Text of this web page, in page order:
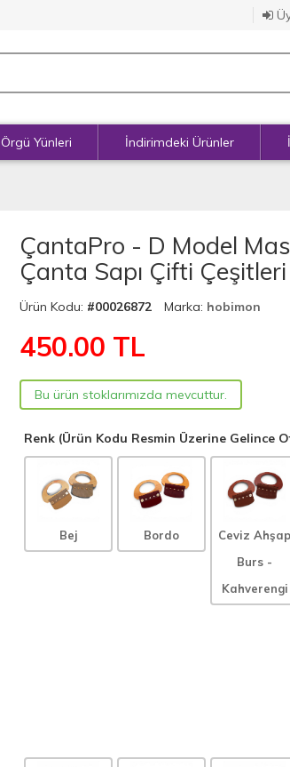
Örgü Yünleri İndirimdeki Ürünler
ÇantaPro - D Model
Çanta Sapı Çifti Çeşitleri
Ürün Kodu: #00026872 Marka: hobimon
450.00 TL
Bu ürün stoklarımızda mevcuttur.
Renk (Ürün Kodu Resmin Üzerine Gelince
Bej Bordo
Ceviz Ahşap
Burs -
Kahverengi